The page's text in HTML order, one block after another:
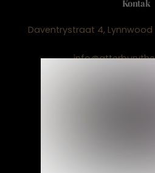
Kontak
Daventrystraat 4, Lynnwood